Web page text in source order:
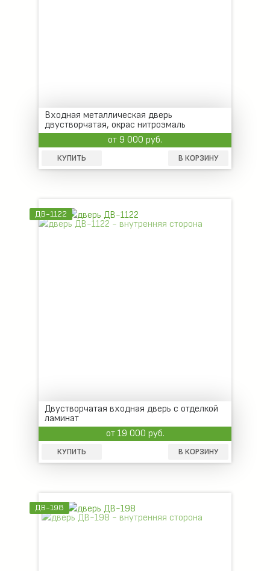
Входная металлическая дверь
двустворчатая, окрас нитроэмаль
от 9 000 руб.
КУПИТЬ В КОРЗИНУ
ДВ-1122
Двустворчатая входная дверь с отделкой
ламинат
от 19 000 руб.
КУПИТЬ В КОРЗИНУ
ДВ-198